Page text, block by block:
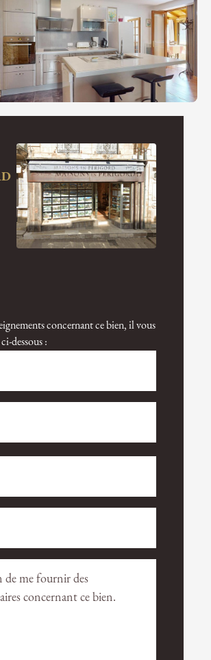
concernant ce bien, il vous
dessous :